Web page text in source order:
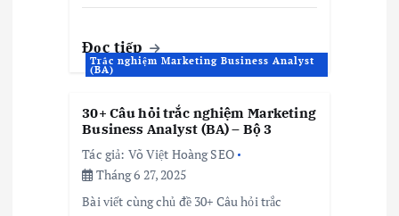
Đọc tiếp
Trắc nghiệm Marketing Business Analyst
(BA)
30+ Câu hỏi trắc nghiệm Marketing
Business Analyst (BA) – Bộ 3
Tác giả: Võ Việt Hoàng SEO
Tháng 6 27, 2025
Bài viết cùng chủ đề 30+ Câu hỏi trắc